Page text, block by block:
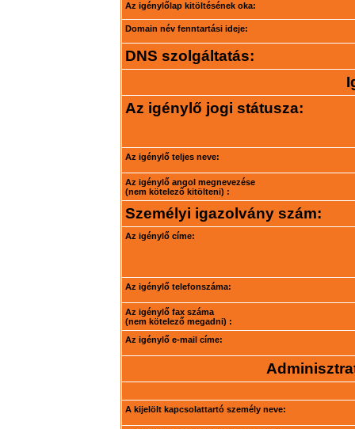
Az igénylőlap kitöltésének oka:
Domain név fenntartási ideje:
DNS szolgáltatás:
Az igénylő jogi státusza:
Az igénylő teljes neve:
Az igénylő angol megnevezése
(nem kötelező kitölteni) :
Személyi igazolvány szám:
Az igénylő címe:
Az igénylő telefonszáma:
Az igénylő fax száma
(nem kötelező megadni) :
Az igénylő e-mail címe:
A kijelölt kapcsolattartó személy neve: